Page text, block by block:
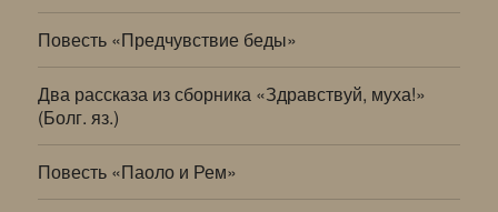
Повесть «Предчувствие беды»
Два рассказа из сборника «Здравствуй, муха!»
(Болг. яз.)
Повесть «Паоло и Рем»